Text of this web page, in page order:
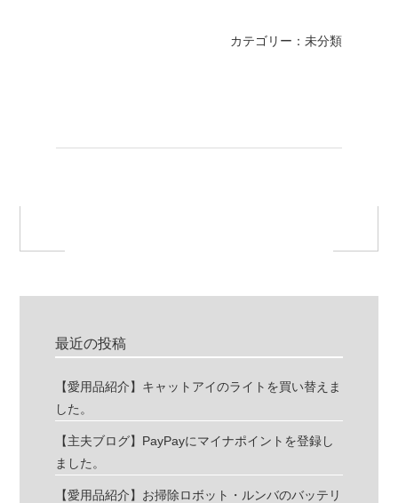
カテゴリー：未分類
最近の投稿
【愛用品紹介】キャットアイのライトを買い替えま
した。
【主夫ブログ】PayPayにマイナポイントを登録し
ました。
【愛用品紹介】お掃除ロボット・ルンバのバッテリ